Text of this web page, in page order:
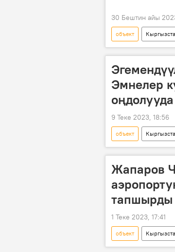
30 Бештин айы
объект
Эмнелер
оңдолууда
9 Теке 2023, 18:56
объект
оңдоп-түзөө иштери
Жапаров
тапшырды
1 Теке 2023, 17:41
объект
аэровокзал